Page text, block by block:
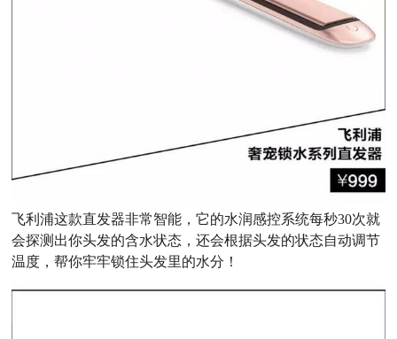
飞利浦这款直发器非常智能，它的水润感控系统每秒30次就
会探测出你头发的含水状态，还会根据头发的状态自动调节
温度，帮你牢牢锁住头发里的水分！